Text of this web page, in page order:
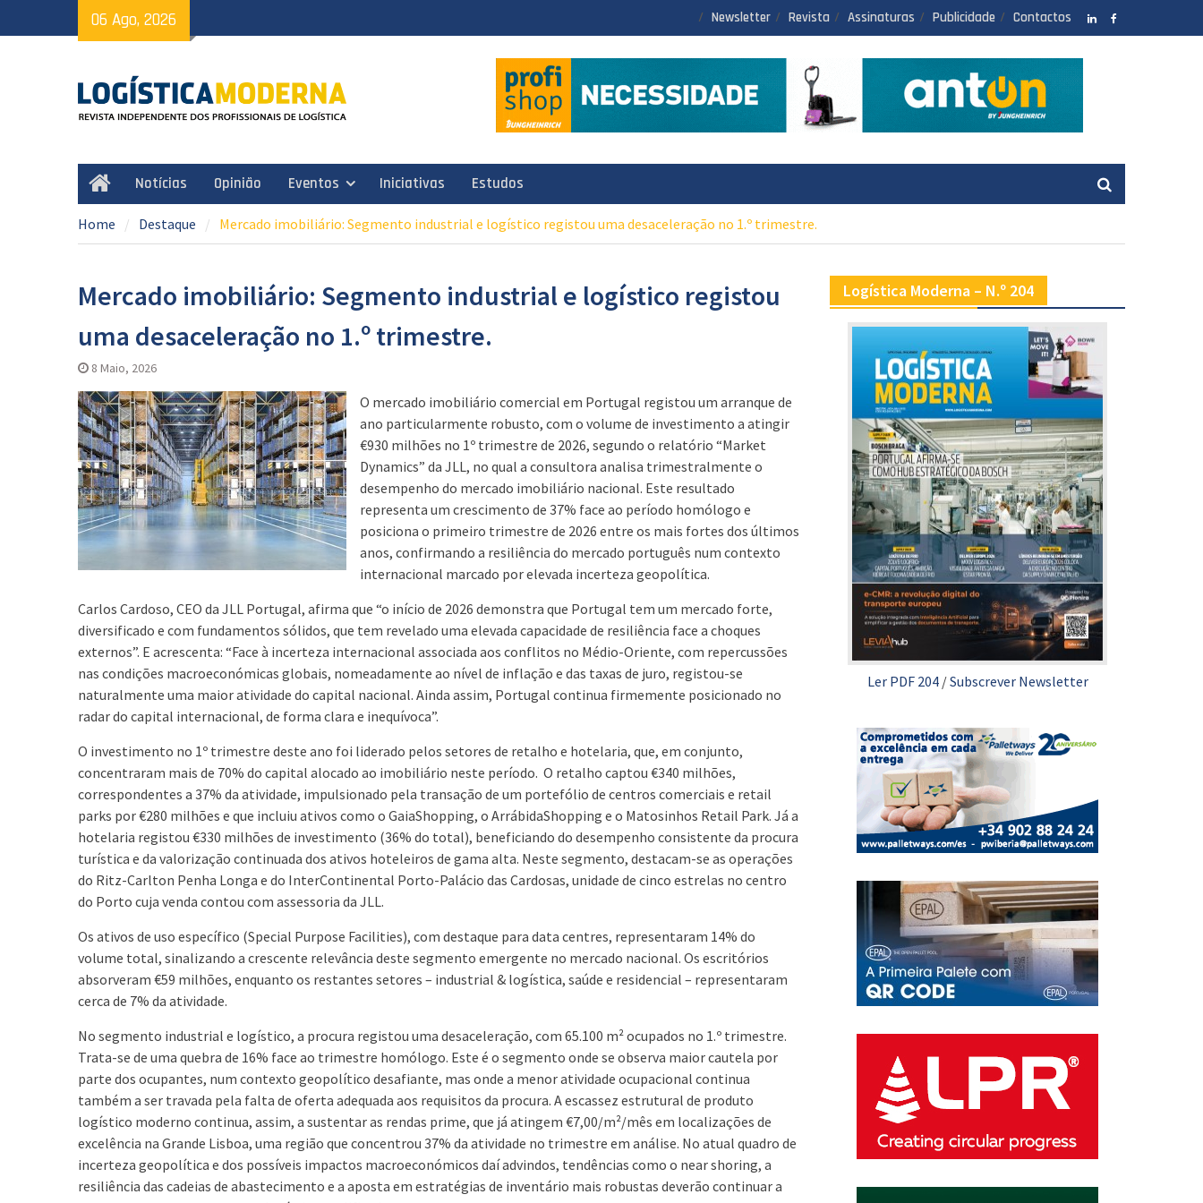
to
06 Ago, 2026 Newsletter Revista Assinaturas Publicidade Contactos
HomeNotícias Opinião Eventos Iniciativas Estudos
Home Destaque Mercado imobiliário: Segmento industrial e logístico registou uma desaceleração no 1.º trimestre.
Mercado imobiliário: Segmento industrial e logístico registou
uma desaceleração no 1.º trimestre.
8 Maio, 2026
O mercado imobiliário comercial em Portugal registou um arranque de
ano particularmente robusto, com o volume de investimento a atingir
€930 milhões no 1º trimestre de 2026, segundo o relatório “Market
Dynamics” da JLL, no qual a consultora analisa trimestralmente o
desempenho do mercado imobiliário nacional. Este resultado
representa um crescimento de 37% face ao período homólogo e
posiciona o primeiro trimestre de 2026 entre os mais fortes dos últimos
anos, confirmando a resiliência do mercado português num contexto
internacional marcado por elevada incerteza geopolítica.
Carlos Cardoso, CEO da JLL Portugal, afirma que “o início de 2026 demonstra que Portugal tem um mercado forte,
diversificado e com fundamentos sólidos, que tem revelado uma elevada capacidade de resiliência face a choques
externos”. E acrescenta: “Face à incerteza internacional associada aos conflitos no Médio-Oriente, com repercussões
nas condições macroeconómicas globais, nomeadamente ao nível de inflação e das taxas de juro, registou-se
naturalmente uma maior atividade do capital nacional. Ainda assim, Portugal continua firmemente posicionado no
radar do capital internacional, de forma clara e inequívoca”.
O investimento no 1º trimestre deste ano foi liderado pelos setores de retalho e hotelaria, que, em conjunto,
concentraram mais de 70% do capital alocado ao imobiliário neste período. O retalho captou €340 milhões,
correspondentes a 37% da atividade, impulsionado pela transação de um portefólio de centros comerciais e retail
parks por €280 milhões e que incluiu ativos como o GaiaShopping, o ArrábidaShopping e o Matosinhos Retail Park. Já a
hotelaria registou €330 milhões de investimento (36% do total), beneficiando do desempenho consistente da procura
turística e da valorização continuada dos ativos hoteleiros de gama alta. Neste segmento, destacam-se as operações
do Ritz-Carlton Penha Longa e do InterContinental Porto-Palácio das Cardosas, unidade de cinco estrelas no centro
do Porto cuja venda contou com assessoria da JLL.
Os ativos de uso específico (Special Purpose Facilities), com destaque para data centres, representaram 14% do
volume total, sinalizando a crescente relevância deste segmento emergente no mercado nacional. Os escritórios
absorveram €59 milhões, enquanto os restantes setores – industrial & logística, saúde e residencial – representaram
cerca de 7% da atividade.
No segmento industrial e logístico, a procura registou uma desaceleração, com 65.100 m² ocupados no 1.º trimestre.
Trata-se de uma quebra de 16% face ao trimestre homólogo. Este é o segmento onde se observa maior cautela por
parte dos ocupantes, num contexto geopolítico desafiante, mas onde a menor atividade ocupacional continua
também a ser travada pela falta de oferta adequada aos requisitos da procura. A escassez estrutural de produto
logístico moderno continua, assim, a sustentar as rendas prime, que já atingem €7,00/m²/mês em localizações de
excelência na Grande Lisboa, uma região que concentrou 37% da atividade no trimestre em análise. No atual quadro de
incerteza geopolítica e dos possíveis impactos macroeconómicos daí advindos, tendências como o near shoring, a
resiliência das cadeias de abastecimento e a aposta em estratégias de inventário mais robustas deverão continuar a
Logística Moderna – N.º 204
Ler PDF 204/Subscrever Newsletter